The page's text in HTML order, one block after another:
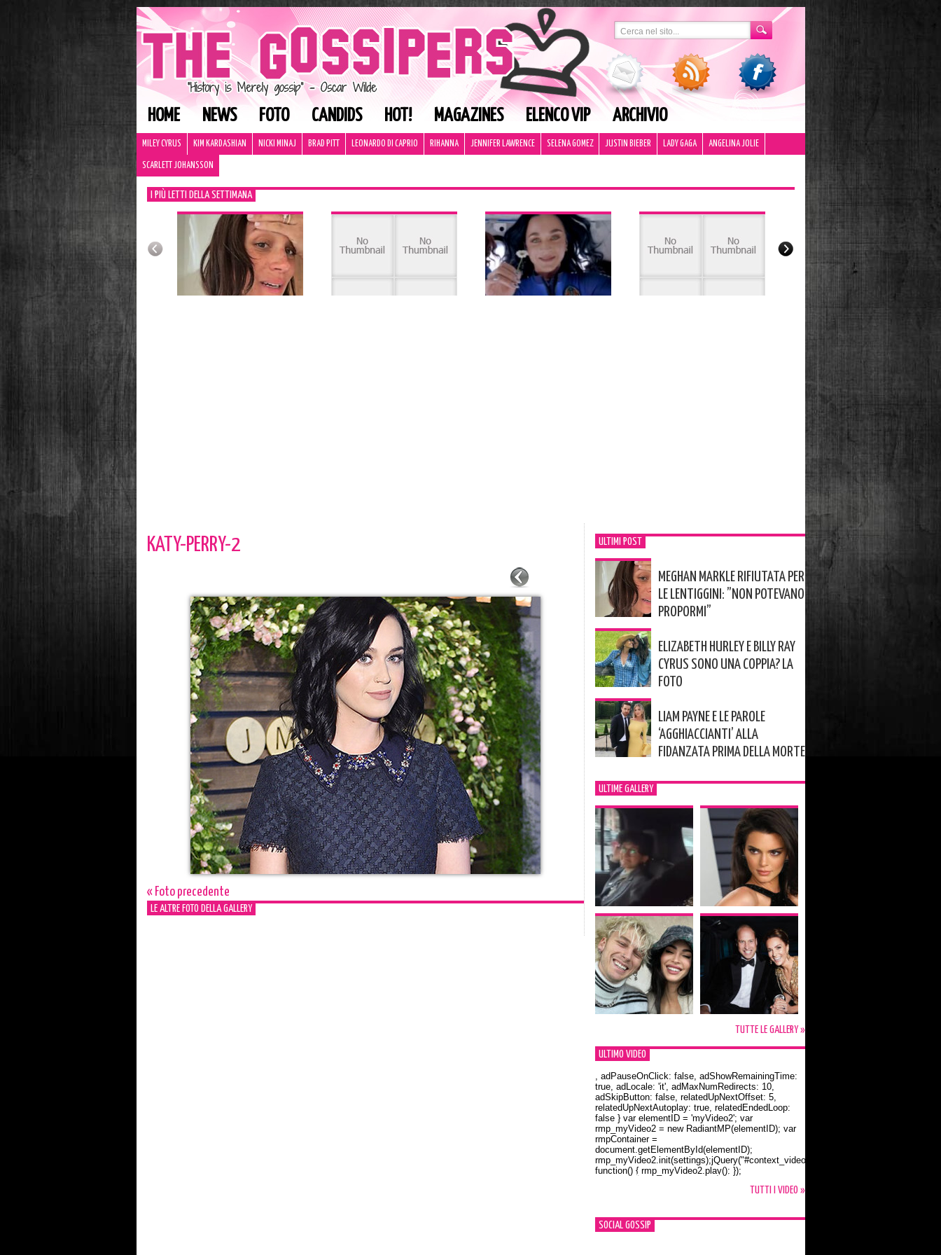
HOME NEWS FOTO CANDIDS HOT! MAGAZINES ELENCO VIP ARCHIVIO
MILEY CYRUS KIM KARDASHIAN NICKI MINAJ BRAD PITT LEONARDO DI CAPRIO RIHANNA JENNIFER LAWRENCE SELENA GOMEZ JUSTIN BIEBER LADY GAGA ANGELINA JOLIE
SCARLETT JOHANSSON
I PIÙ LETTI DELLA SETTIMANA
KATY-PERRY-2
« Foto precedente
LE ALTRE FOTO DELLA GALLERY
ULTIMI POST
MEGHAN MARKLE RIFIUTATA PER
LE LENTIGGINI: ”NON POTEVANO
PROPORMI”
ELIZABETH HURLEY E BILLY RAY
CYRUS SONO UNA COPPIA? LA
FOTO
LIAM PAYNE E LE PAROLE
‘AGGHIACCIANTI’ ALLA
FIDANZATA PRIMA DELLA MORTE
ULTIME GALLERY
TUTTE LE GALLERY »
ULTIMO VIDEO
Orlando Bloom e la t-shirt dedicata a Flynn
, adPauseOnClick: false, adShowRemainingTime:
true, adLocale: 'it', adMaxNumRedirects: 10,
adSkipButton: false, relatedUpNextOffset: 5,
relatedUpNextAutoplay: true, relatedEndedLoop:
false } var elementID = 'myVideo2'; var
rmp_myVideo2 = new RadiantMP(elementID); var
rmpContainer =
document.getElementById(elementID);
rmp_myVideo2.init(settings);jQuery("#context_video2").one("mouseover",
function() { rmp_myVideo2.play(); });
TUTTI I VIDEO »
SOCIAL GOSSIP